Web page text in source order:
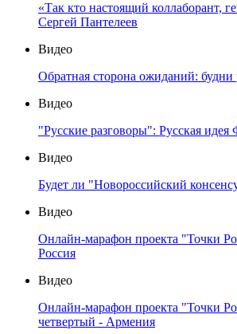
«Так кто настоящий коллаборант,
Сергей Пантелеев
Видео
Обратная сторона ожиданий:
Видео
"Русские разговоры": Русская идея
Видео
Будет ли "Новороссийский
Видео
Онлайн-марафон проекта "Точки
Россия
Видео
Онлайн-марафон проекта "Точки
четвертый - Армения